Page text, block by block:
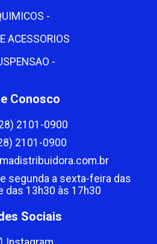
-
ACESSORIOS
-
Conosco
2101-0900
2101-0900
segunda a sexta-feira das
das 13h30 às 17h30
Sociais